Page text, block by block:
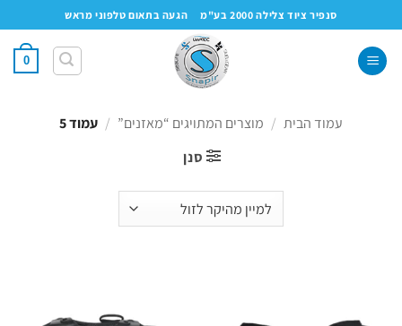
to
content
סנפיר ציוד צלילה 2000 בע"מ הגעה בתאום טלפוני מראש
0
עמוד הבית / מוצרים המתויגים “מאזנים” / עמוד 5
סנן